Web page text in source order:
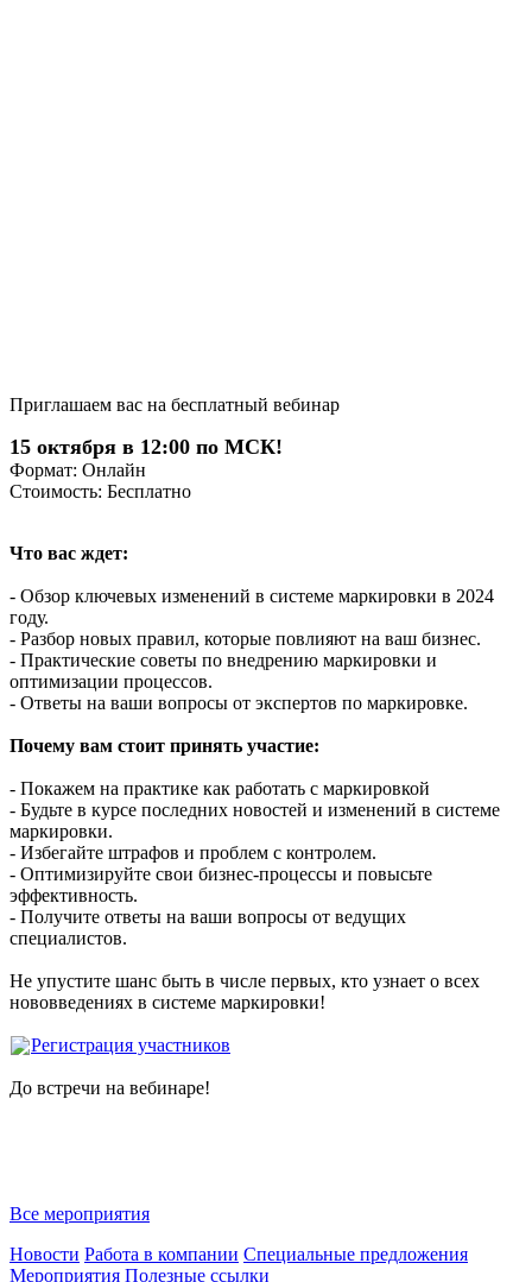
Приглашаем вас на бесплатный вебинар
15 октября в 12:00 по МСК!
Формат: Онлайн
Стоимость: Бесплатно
Что вас ждет:
- Обзор ключевых изменений в системе маркировки в 2024
году.
- Разбор новых правил, которые повлияют на ваш бизнес.
- Практические советы по внедрению маркировки и
оптимизации процессов.
- Ответы на ваши вопросы от экспертов по маркировке.
Почему вам стоит принять участие:
- Покажем на практике как работать с маркировкой
- Будьте в курсе последних новостей и изменений в системе
маркировки.
- Избегайте штрафов и проблем с контролем.
- Оптимизируйте свои бизнес-процессы и повысьте
эффективность.
- Получите ответы на ваши вопросы от ведущих
специалистов.
Не упустите шанс быть в числе первых, кто узнает о всех
нововведениях в системе маркировки!
Регистрация участников
До встречи на вебинаре!
Все мероприятия
Новости Работа в компании Специальные предложения
Мероприятия Полезные ссылки